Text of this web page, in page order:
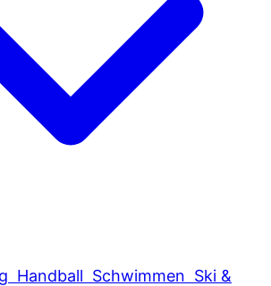
Handball Schwimmen Ski &